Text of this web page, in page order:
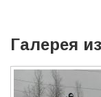
Галерея